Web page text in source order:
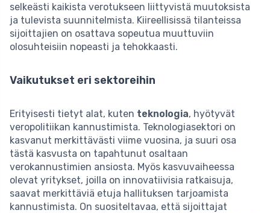
selkeästi kaikista verotukseen liittyvistä muutoksista
ja tulevista suunnitelmista. Kiireellisissä tilanteissa
sijoittajien on osattava sopeutua muuttuviin
olosuhteisiin nopeasti ja tehokkaasti.
Vaikutukset eri sektoreihin
Erityisesti tietyt alat, kuten teknologia, hyötyvät
veropolitiikan kannustimista. Teknologiasektori on
kasvanut merkittävästi viime vuosina, ja suuri osa
tästä kasvusta on tapahtunut osaltaan
verokannustimien ansiosta. Myös kasvuvaiheessa
olevat yritykset, joilla on innovatiivisia ratkaisuja,
saavat merkittäviä etuja hallituksen tarjoamista
kannustimista. On suositeltavaa, että sijoittajat